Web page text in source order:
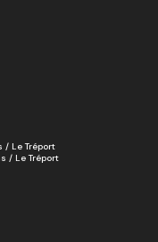
/ Le Tréport
/ Le Tréport